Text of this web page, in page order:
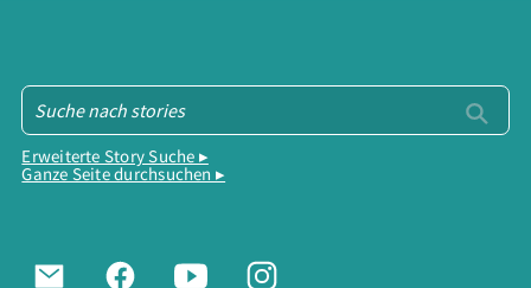
Erweiterte Story Suche ▸
Ganze Seite durchsuchen ▸